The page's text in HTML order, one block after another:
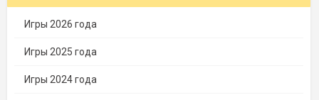
Игры 2026 года
Игры 2025 года
Игры 2024 года